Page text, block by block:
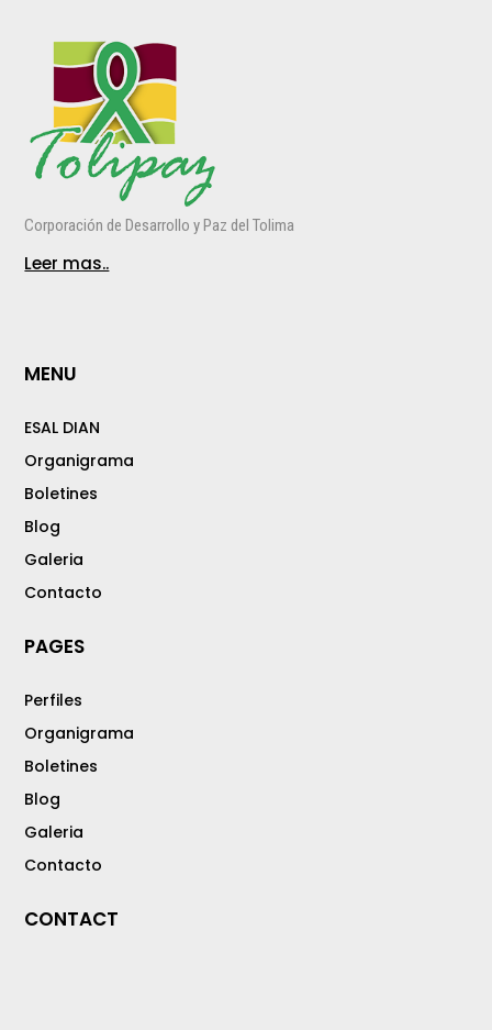
Corporación de Desarrollo y Paz del Tolima
Leer mas..
MENU
ESAL DIAN
Organigrama
Boletines
Blog
Galeria
Contacto
PAGES
Perfiles
Organigrama
Boletines
Blog
Galeria
Contacto
CONTACT